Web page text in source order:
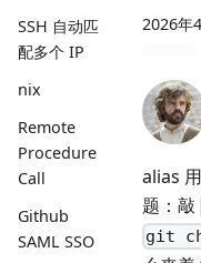
SSH 自动匹
配多个 IP
nix
Remote
Procedure
Call
Github
SAML SSO
2026年
alias
题：敲
git